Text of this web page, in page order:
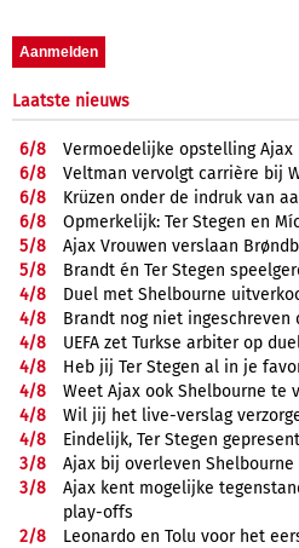
Laatste nieuws
6/8
Vermoedelijke opstelling Ajax
6/8
Veltman vervolgt carrière bij
6/8
Krüzen onder de indruk van
6/8
Opmerkelijk: Ter Stegen en
5/8
Ajax Vrouwen verslaan
5/8
Brandt én Ter Stegen
4/8
Duel met Shelbourne
4/8
Brandt nog niet ingeschreven
4/8
UEFA zet Turkse arbiter op
4/8
Heb jij Ter Stegen al in je
4/8
Weet Ajax ook Shelbourne te
4/8
Wil jij het live-verslag
4/8
Eindelijk, Ter Stegen
3/8
Ajax bij overleven
3/8
Ajax kent mogelijke
play-offs
2/8
Leonardo en Tolu voor het